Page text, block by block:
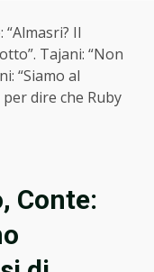
“Almasri? Il
Tajani: “Non
“Siamo al
dire che Ruby
Conte: